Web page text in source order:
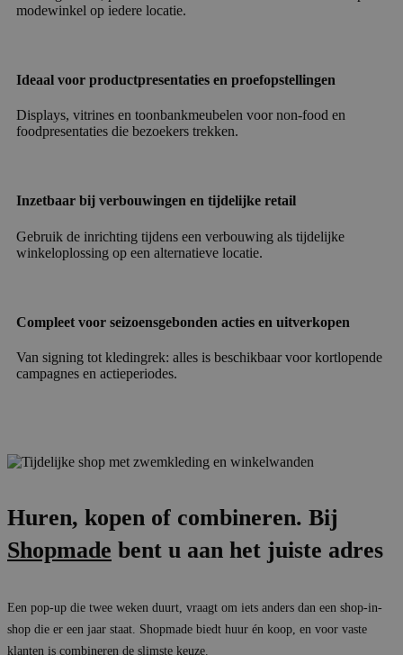
modewinkel op iedere locatie.
Ideaal voor productpresentaties en proefopstellingen
Displays, vitrines en toonbankmeubelen voor non-food en
foodpresentaties die bezoekers trekken.
Inzetbaar bij verbouwingen en tijdelijke retail
Gebruik de inrichting tijdens een verbouwing als tijdelijke
winkeloplossing op een alternatieve locatie.
Compleet voor seizoensgebonden acties en uitverkopen
Van signing tot kledingrek: alles is beschikbaar voor kortlopende
campagnes en actieperiodes.
Huren, kopen of combineren. Bij
Shopmade bent u aan het juiste adres
Een pop-up die twee weken duurt, vraagt om iets anders dan een shop-in-
shop die er een jaar staat. Shopmade biedt huur én koop, en voor vaste
klanten is combineren de slimste keuze.